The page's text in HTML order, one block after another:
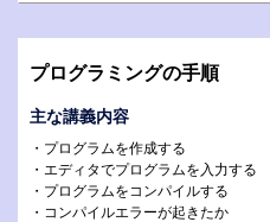
プログラミングの手順
主な講義内容
プログラムを作成する
エディタでプログラムを入力する
プログラムをコンパイルする
コンパイルエラーが起きたか